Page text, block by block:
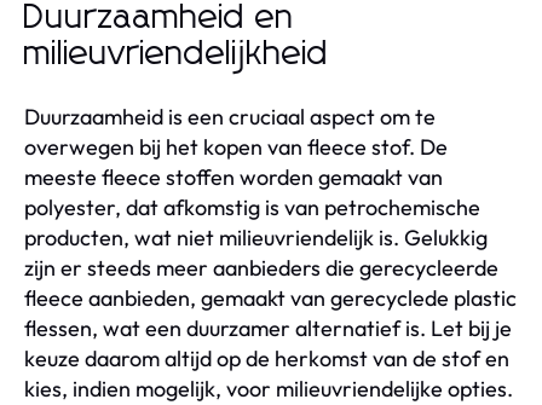
Duurzaamheid en
milieuvriendelijkheid
Duurzaamheid is een cruciaal aspect om te
overwegen bij het kopen van fleece stof. De
meeste fleece stoffen worden gemaakt van
polyester, dat afkomstig is van petrochemische
producten, wat niet milieuvriendelijk is. Gelukkig
zijn er steeds meer aanbieders die gerecycleerde
fleece aanbieden, gemaakt van gerecyclede plastic
flessen, wat een duurzamer alternatief is. Let bij je
keuze daarom altijd op de herkomst van de stof en
kies, indien mogelijk, voor milieuvriendelijke opties.